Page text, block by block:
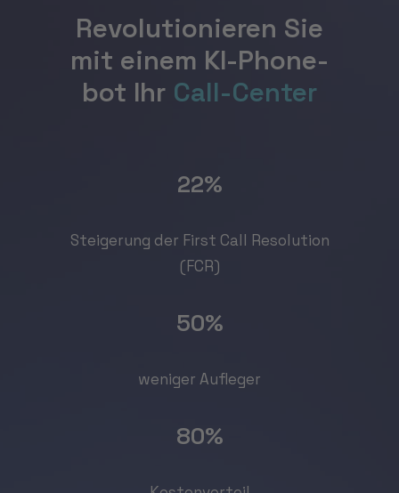
Revolutionieren Sie
mit ei­nem KI-Phone­
bot Ihr Call-Cen­ter
22%
Steigerung der First Call Resolution
(FCR)
50%
weniger Aufleger
80%